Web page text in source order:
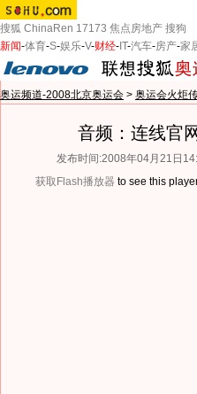
搜狐 ChinaRen 17173 焦点房地产 搜狗
新闻-体育-S-娱乐-V-财经- IT-汽车-房产-家
奥运频道-2008北京奥运会 > 奥运会火炬
音频：连线官
发布时间:2008年04月21日
获取Flash播放器 to see this